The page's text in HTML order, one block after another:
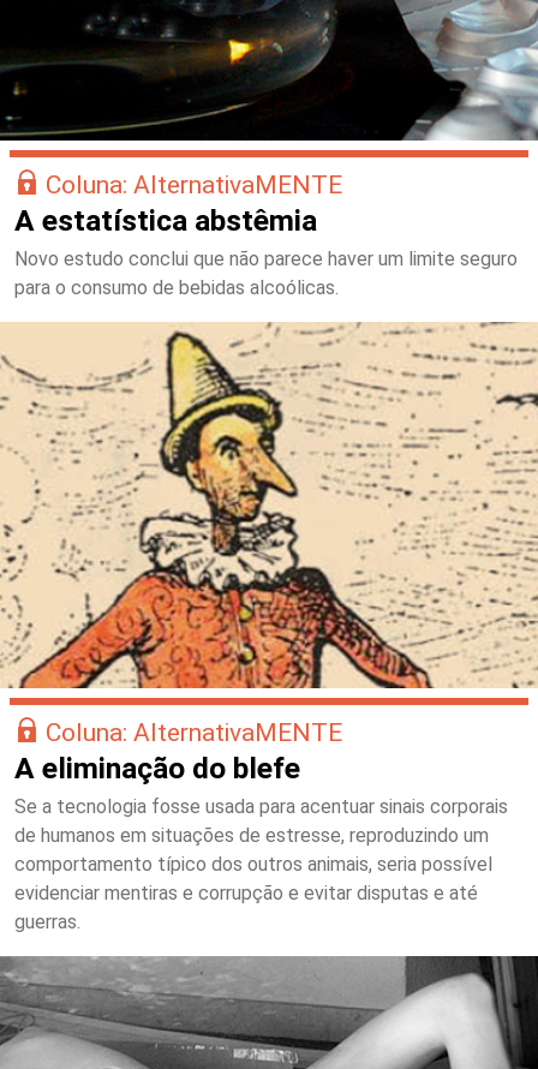
Coluna: AlternativaMENTE
A estatística abstêmia
Novo estudo conclui que não parece haver um limite seguro
para o consumo de bebidas alcoólicas.
Coluna: AlternativaMENTE
A eliminação do blefe
Se a tecnologia fosse usada para acentuar sinais corporais
de humanos em situações de estresse, reproduzindo um
comportamento típico dos outros animais, seria possível
evidenciar mentiras e corrupção e evitar disputas e até
guerras.